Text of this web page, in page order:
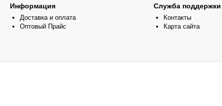
Информация
Доставка и оплата
Оптовый Прайс
Служба поддержки
Контакты
Карта сайта